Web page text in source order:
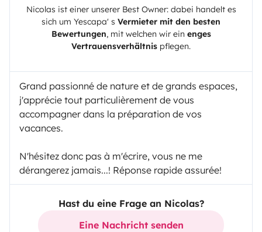
Nicolas ist einer unserer Best Owner: dabei handelt es
sich um Yescapa' s Vermieter mit den besten
Bewertungen, mit welchen wir ein enges
Vertrauensverhältnis pflegen.
Grand passionné de nature et de grands espaces,
j'apprécie tout particulièrement de vous
accompagner dans la préparation de vos
vacances.
N'hésitez donc pas à m'écrire, vous ne me
dérangerez jamais...! Réponse rapide assurée!
Hast du eine Frage an Nicolas?
Eine Nachricht senden